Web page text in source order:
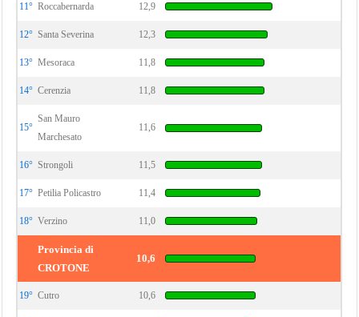
11° Roccabernarda 12,9
12° Santa Severina 12,3
13° Mesoraca 11,8
14° Cerenzia 11,8
15°
San Mauro
Marchesato
11,6
16° Strongoli 11,5
17° Petilia Policastro 11,4
18° Verzino 11,0
Provincia di
CROTONE
10,6
19° Cutro 10,6